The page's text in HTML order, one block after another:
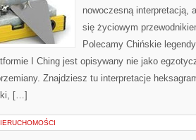
nowoczesną interpretacją,
się życiowym
Polecamy Chińskie
I Ching jest opisywany nie jako
Znajdziesz tu interpretacje
[…]